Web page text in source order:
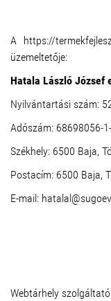
A https://
üzemeltetője:
Hatala László József
Nyilvántartási szám:
Adószám: 68698056-
Székhely: 6500 Baja,
Postacím: 6500 Baja,
E-mail:
Webtárhely